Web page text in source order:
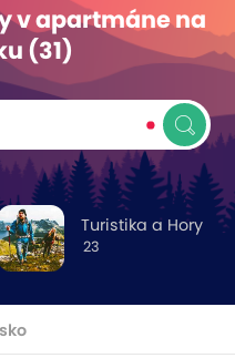
v apartmáne na
(31)
23
Turistika a Hory